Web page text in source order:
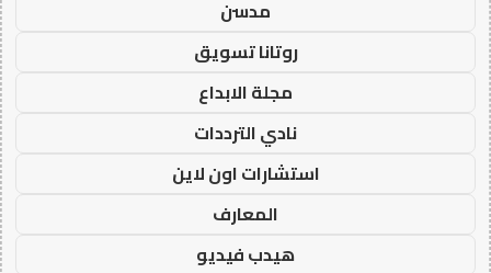
مدسن
روتانا تسويق
مجلة الابداع
نادي الترددات
استشارات اون لاين
المعارف
هيدب فيديو